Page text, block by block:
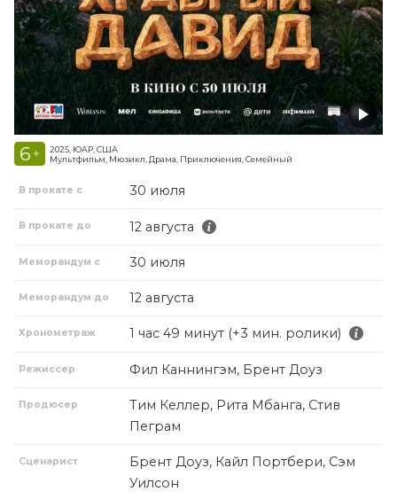
6 +
2025, ЮАР, США
Мультфильм, Мюзикл, Драма, Приключения, Семейный
В прокате с 30 июля
В прокате до 12 августа
Меморандум с 30 июля
Меморандум до 12 августа
Хронометраж 1 час 49 минут (+3 мин. ролики)
Режиссер Фил Каннингэм, Брент Доуз
Продюсер
Тим Келлер, Рита Мбанга, Стив
Пеграм
Сценарист
Брент Доуз, Кайл Портбери, Сэм
Уилсон